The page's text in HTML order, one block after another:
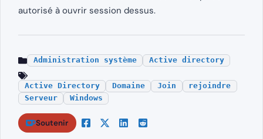
autorisé à ouvrir session dessus.
Administration système Active directory
Active Directory Domaine Join
rejoindre
Serveur
Windows
Soutenir